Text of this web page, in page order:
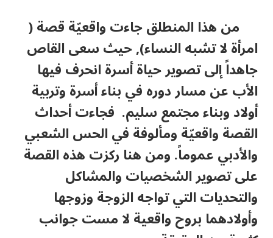
من هذا المنطلق جاءت واقعيّة قصة (
امرأة لا تشبه النساء), حيث سعى القاص
جاهداً إلى تصوير حياة أسرة انحرف فيها
الأب عن مسار دوره في بناء أسرة وتربية
أولاد وبناء مجتمع سليم. فجاءت أحداث
القصة واقعيّة ومألوفة في الحس الشعبي
والأدبي عموماً. ومن هنا ركزت هذه القصة
على تصوير الشخصيات والمشاكل
والتحديات التي تواجه الزوجة وزوجها
وأولادهما بروح واقعية لا مست جوانب